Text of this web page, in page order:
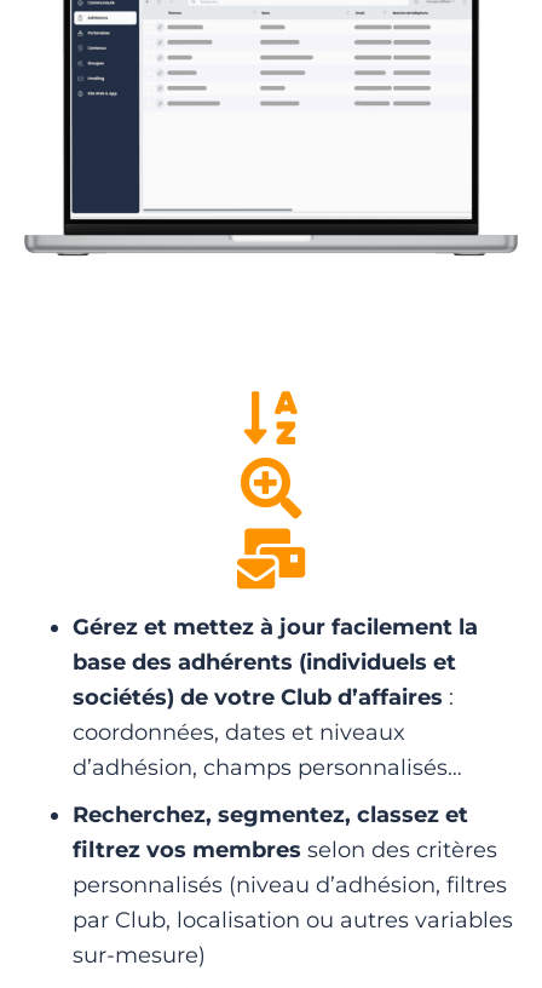
Gérez et mettez à jour facilement la
base des adhérents (individuels et
sociétés) de votre Club d’affaires :
coordonnées, dates et niveaux
d’adhésion, champs personnalisés…
Recherchez, segmentez, classez et
filtrez vos membres selon des critères
personnalisés (niveau d’adhésion, filtres
par Club, localisation ou autres variables
sur-mesure)